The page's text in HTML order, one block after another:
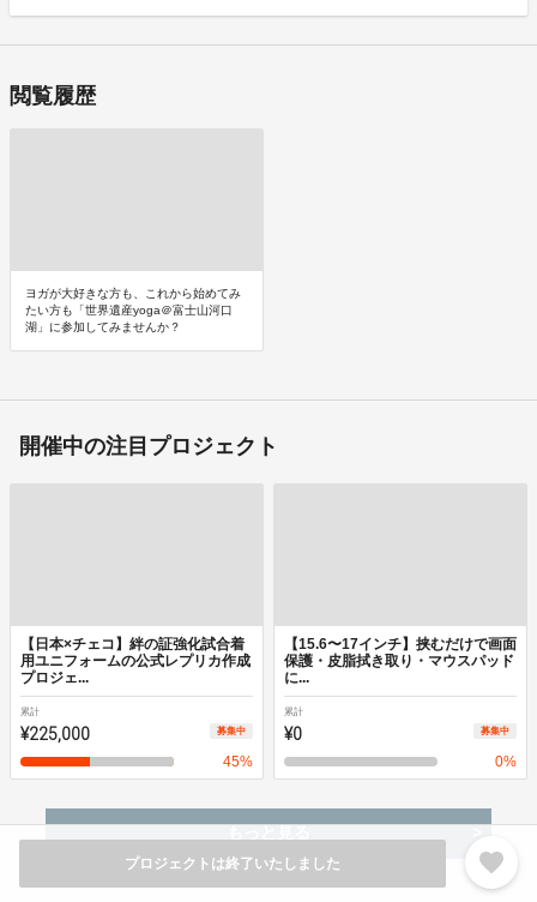
プロジェクトは終了いたしました favorite
閲覧履歴
ヨガが大好きな方も、これから始めてみ
たい方も「世界遺産yoga＠富士山河口
湖」に参加してみませんか？
開催中の注目プロジェクト
【日本×チェコ】絆の証強化試合着
用ユニフォームの公式レプリカ作成
プロジェ...
累計
¥225,000 募集中
45%
【15.6〜17インチ】挟むだけで画面
保護・皮脂拭き取り・マウスパッド
に...
累計
¥0 募集中
0%